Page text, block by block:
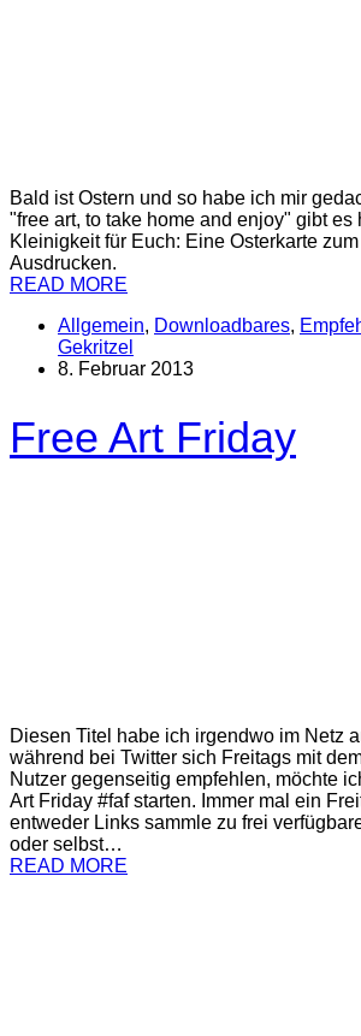
Bald ist Ostern und so habe ich mir
"free art, to take home and enjoy" gibt es
Kleinigkeit für Euch: Eine Osterkarte
Ausdrucken.
READ MORE
Allgemein, Downloadbares,
Gekritzel
8. Februar 2013
Free Art Friday
Diesen Titel habe ich irgendwo im Netz
während bei Twitter sich Freitags mit
Nutzer gegenseitig empfehlen, möchte
Art Friday #faf starten. Immer mal ein
entweder Links sammle zu frei
oder selbst…
READ MORE